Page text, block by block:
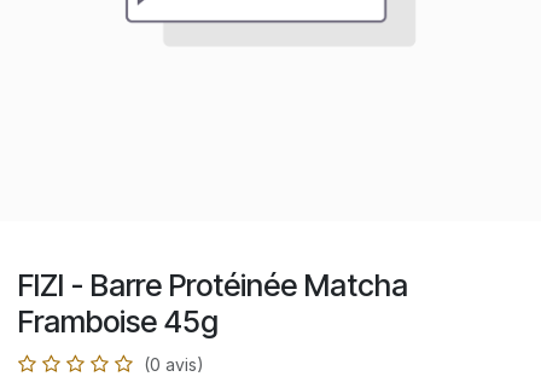
FIZI - Barre Protéinée Matcha
Framboise 45g
(0 avis)